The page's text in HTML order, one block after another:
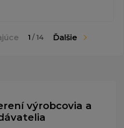
1 / 14 Ďalšie
výrobcovia a